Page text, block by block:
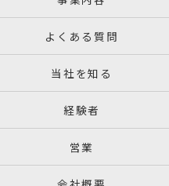
よくある質問
当社を知る
経験者
営業